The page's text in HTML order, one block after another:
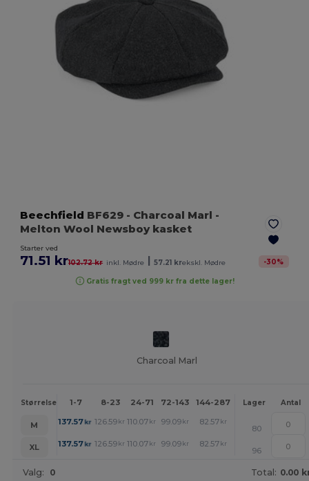
Beechfield BF629 - Charcoal Marl -
Melton Wool Newsboy kasket
Starter ved
71.51 kr102.72 kr inkl. Mødre 57.21 krekskl. Mødre -30%
Gratis fragt ved 999 kr fra dette lager!
Charcoal Marl
Størrelse 1-7 8-23 24-71 72-143 144-287 288 + Mere
Lager Antal
M 137.57kr 126.59 kr 110.07 kr 99.09 kr 82.57 kr
80
XL
137.57kr 126.59 kr 110.07 kr 99.09 kr 82.57 kr
96
Valg: 0 Total: 0.00